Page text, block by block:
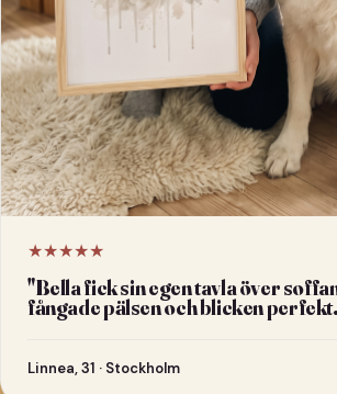
★★★★★
"Bella fick sin egen tavla över
fångade pälsen och blicken perfekt.
Linnea, 31 · Stockholm